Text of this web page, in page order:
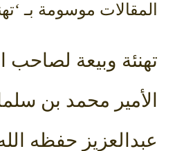
المقالات موسومة بـ
تهنئة وبيعة لصاحب
الأمير محمد بن
عبدالعزيز حفظه